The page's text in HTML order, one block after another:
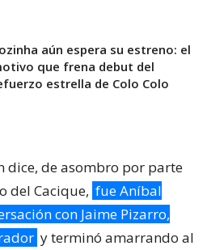
aún espera su estreno: el
que frena debut del
estrella de Colo Colo
dice, de asombro por parte
del Cacique, fue Aníbal
con Jaime Pizarro,
y terminó amarrando al